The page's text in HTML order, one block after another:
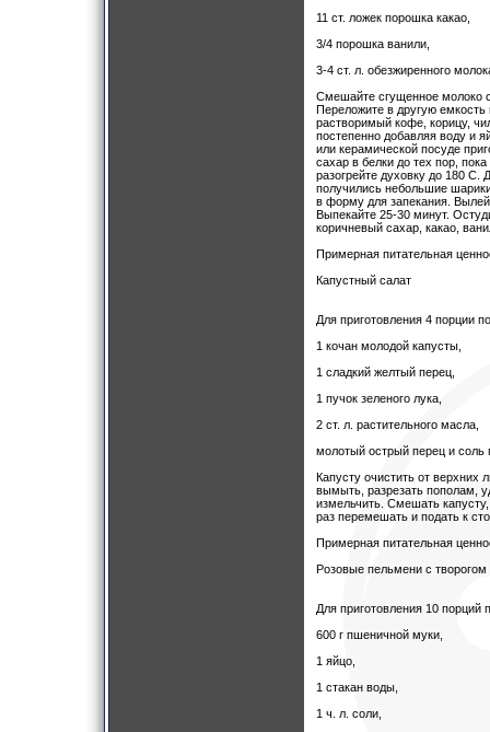
11 ст. ложек порошка какао,
3/4 порошка ванили,
3-4 ст. л. обезжиренного
Смешайте сгущенное молоко
Переложите в другую
растворимый кофе, корицу,
постепенно добавляя воду и
или керамической посуде
сахар в белки до тех пор,
разогрейте духовку до 180 С.
получились небольшие
в форму для запекания.
Выпекайте 25-30 минут.
коричневый сахар, какао,
Примерная питательная
Капустный салат
Для приготовления 4 порции
1 кочан молодой капусты,
1 сладкий желтый перец,
1 пучок зеленого лука,
2 ст. л. растительного масла,
молотый острый перец и соль
Капусту очистить от верхних
вымыть, разрезать пополам,
измельчить. Смешать
раз перемешать и подать к
Примерная питательная
Розовые пельмени с творогом
Для приготовления 10 порций
600 г пшеничной муки,
1 яйцо,
1 стакан воды,
1 ч. л. соли,